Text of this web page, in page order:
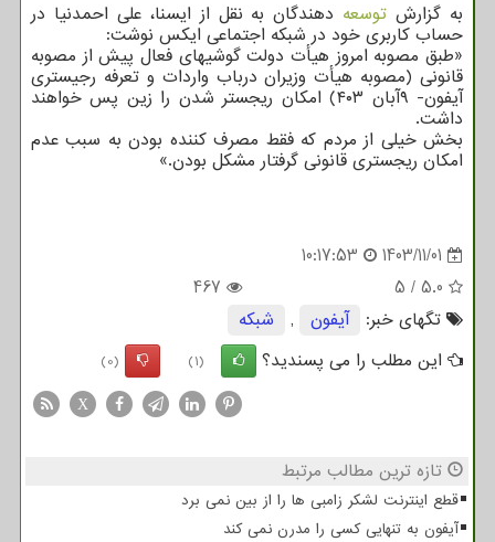
به گزارش توسعه دهندگان به نقل از ایسنا، علی احمدنیا در
حساب کاربری خود در شبکه اجتماعی ایکس نوشت:
«طبق مصوبه امروز هیأت دولت گوشیهای فعال پیش از مصوبه
قانونی (مصوبه هیأت وزیران درباب واردات و تعرفه رجیستری
آیفون- ۹آبان ۴۰۳) امکان ریجستر شدن را زین پس خواهند
داشت.
بخش خیلی از مردم که فقط مصرف کننده بودن به سبب عدم
امکان ریجستری قانونی گرفتار مشکل بودن.»
1403/11/01
10:17:53
5.0
/
5
467
تگهای خبر:
آیفون ,
شبكه
این مطلب را می پسندید؟
(1)
(0)
X
تازه ترین مطالب مرتبط
قطع اینترنت لشکر زامبی ها را از بین نمی برد
آیفون به تنهایی کسی را مدرن نمی کند